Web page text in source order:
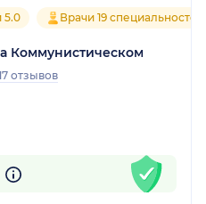
5.0 Врачи 19 специальностей
Коммунистическом
отзывов